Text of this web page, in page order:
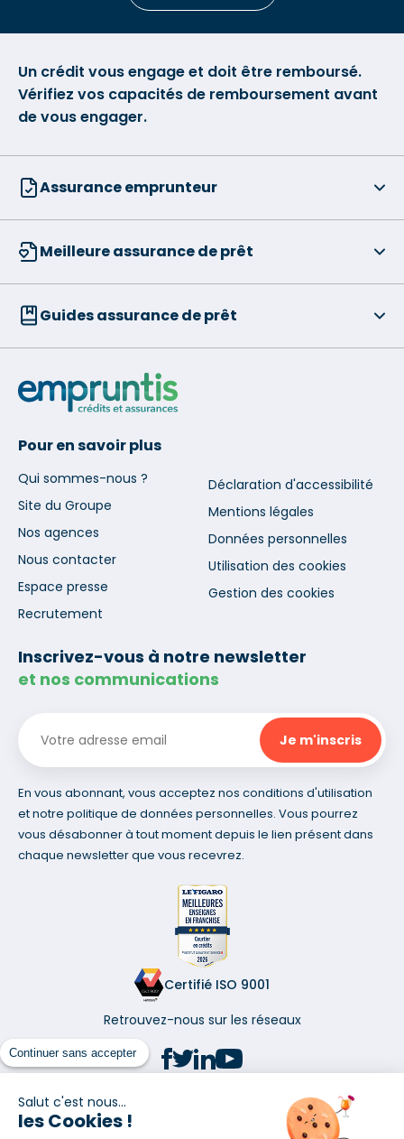
Continuer sans accepter
Salut c'est nous...
les Cookies !
Un crédit vous engage et doit être remboursé.
Vérifiez vos capacités de remboursement avant
de vous engager.
Assurance emprunteur
Meilleure assurance de prêt
Guides assurance de prêt
Pour en savoir plus
Qui sommes-nous ?
Site du Groupe
Nos agences
Nous contacter
Espace presse
Recrutement
Déclaration d'accessibilité
Mentions légales
Données personnelles
Utilisation des cookies
Gestion des cookies
Inscrivez-vous à notre newsletter
et nos communications
En vous abonnant, vous acceptez nos conditions d'utilisation
et notre politique de données personnelles. Vous pourrez
vous désabonner à tout moment depuis le lien présent dans
chaque newsletter que vous recevrez.
Certifié ISO 9001
Retrouvez-nous sur les réseaux
(1) Taux fixe national hors assurance et selon votre profil